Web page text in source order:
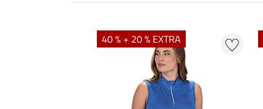
40 % + 20 % EXTRA